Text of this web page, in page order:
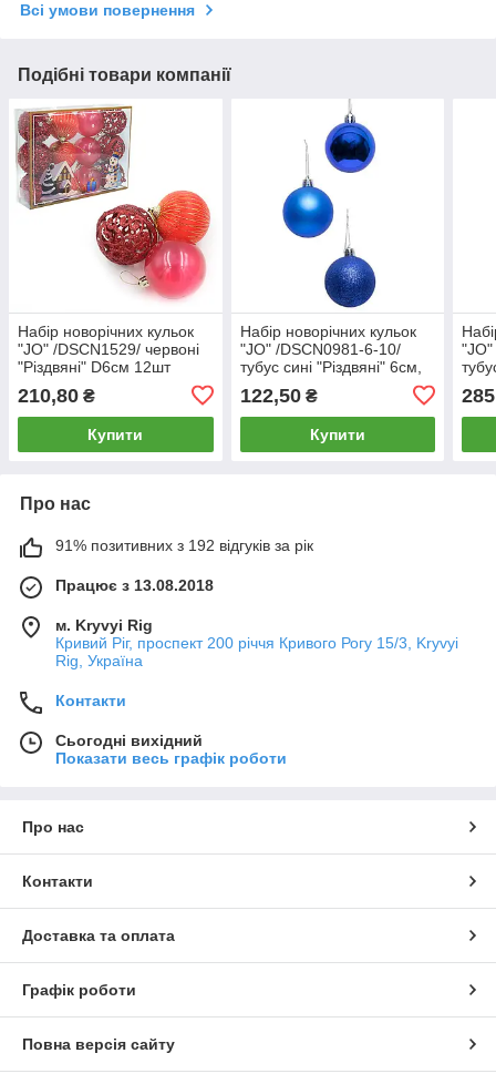
Всі умови повернення
Подібні товари компанії
Набір новорічних кульок
"JO" /DSCN1529/ червоні
"Різдвяні" D6см 12шт
210,80 ₴
Купити
Набір новорічних кульок
"JO" /DSCN0981-6-10/
тубус сині "Різдвяні" 6см,
122,50₴
Купити
Про нас
91% позитивних з 192 відгуків за рік
Працює з 13.08.2018
м. Kryvyi Rig
Кривий Ріг, проспект 200 річчя Кривого Рогу 15/3, Kryvyi
Rig, Україна
Контакти
Сьогодні вихідний
Показати весь графік роботи
Про нас
Контакти
Доставка та оплата
Графік роботи
Повна версія сайту